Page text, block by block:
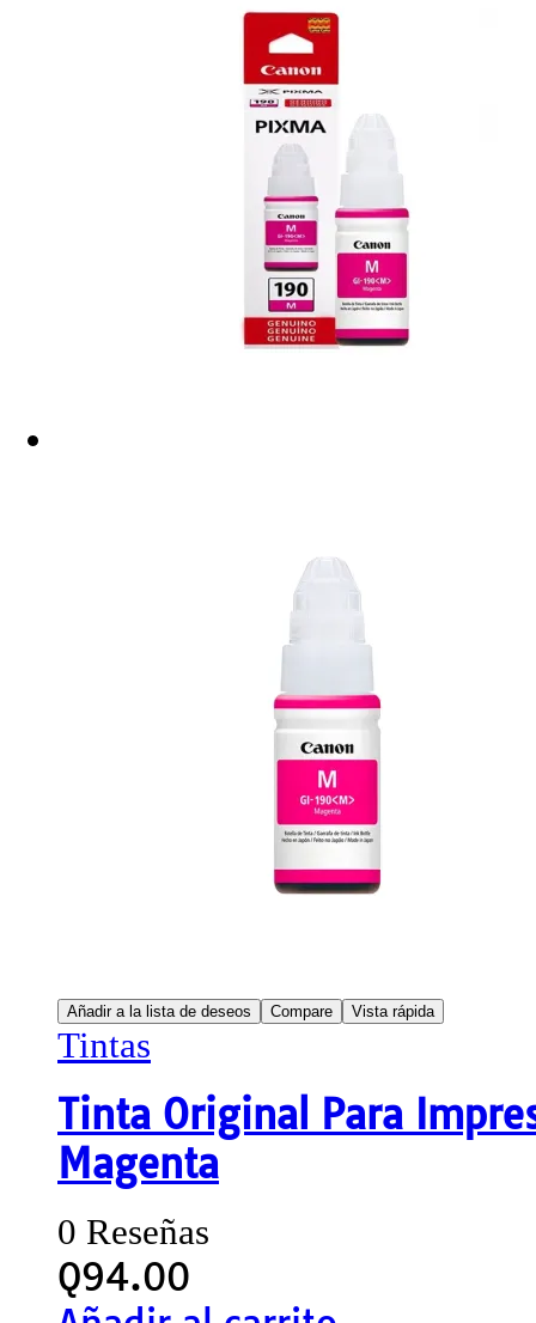
Añadir a la lista de deseos Compare Vista rápida
Tintas
Tinta Original Para
Magenta
0 Reseñas
Q94.00